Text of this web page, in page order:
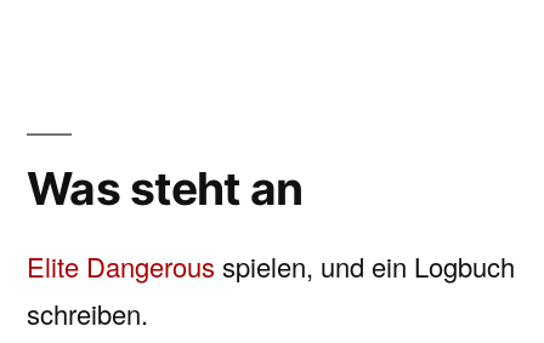
Was steht an
Elite Dangerous spielen, und ein Logbuch
schreiben.